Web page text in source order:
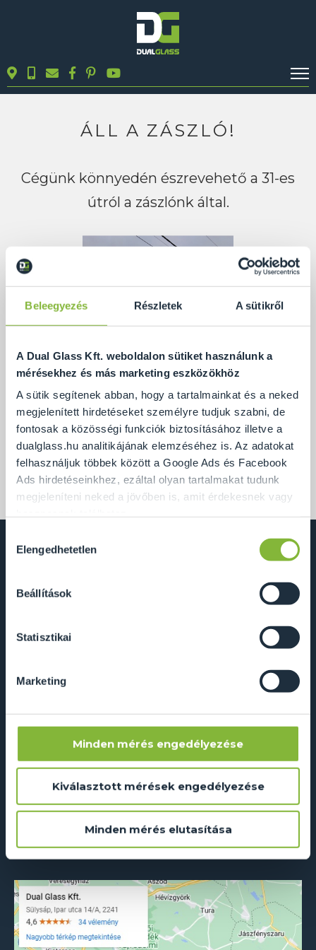
Beleegyezés Részletek A sütikről
A Dual Glass Kft. weboldalon sütiket használunk a
mérésekhez és más marketing eszközökhöz
A sütik segítenek abban, hogy a tartalmainkat és a neked
megjelenített hirdetéseket személyre tudjuk szabni, de
fontosak a közösségi funkciók biztosításához illetve a
dualglass.hu analitikájának elemzéséhez is. Az adatokat
felhasználjuk többek között a Google Ads és Facebook
Ads hirdetéseinkhez, ezáltal olyan tartalmakat tudunk
megjeleníteni neked a jövőben is, amit érdekesnek vagy
Ennek a biztosításához
arra kérünk, hogy engedd meg
Természetesen
soha semmilyen formában nem fogunk visszaélni ezzel
és később bármikor megváltoztathatod a döntésed ezzel
kiválasztása
Elengedhetetlen
Beállítások
Statisztikai
Marketing
Minden mérés engedélyezése
Kiválasztott mérések engedélyezése
Minden mérés elutasítása
TERMÉKEK
MUNKÁINK
KAPCSOLAT
Keresés
ÁLL A ZÁSZLÓ!
Cégünk könnyedén észrevehető a 31-es
útról a zászlónk által.
Elkezdtük belakni új telephelyünkön lévő
irodaházunkat!
2241 Sülysáp, Ipar utca 14/A
+36 20 211 51 51
ÁSZF
ÉMI-TÜV tanúsítvány
Letölthető dokumentumok
Cetelem